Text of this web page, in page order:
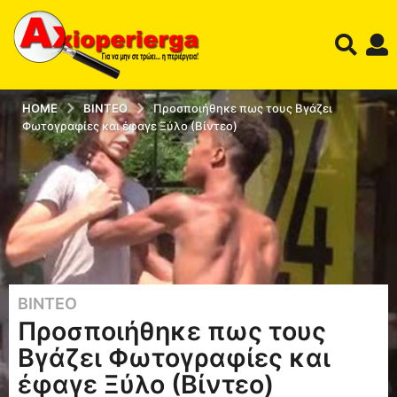
HOME ΒΊΝΤΕΟ
Προσποιήθηκε πως τους Βγάζει
Φωτογραφίες και έφαγε Ξύλο (Βίντεο)
1
2
έ
τ
η
ΒΊΝΤΕΟ
Προσποιήθηκε πως τους
Βγάζει Φωτογραφίες και
έφαγε Ξύλο (Βίντεο)